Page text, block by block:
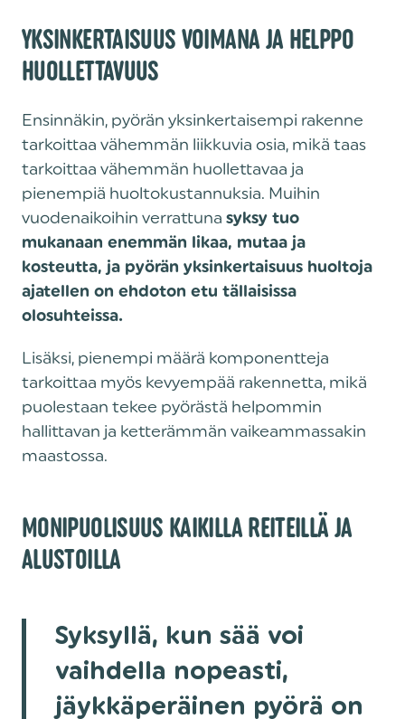
YKSINKERTAISUUS VOIMANA JA HELPPO
HUOLLETTAVUUS
Ensinnäkin, pyörän yksinkertaisempi rakenne
tarkoittaa vähemmän liikkuvia osia, mikä taas
tarkoittaa vähemmän huollettavaa ja
pienempiä huoltokustannuksia. Muihin
vuodenaikoihin verrattuna syksy tuo
mukanaan enemmän likaa, mutaa ja
kosteutta, ja pyörän yksinkertaisuus huoltoja
ajatellen on ehdoton etu tällaisissa
olosuhteissa.
Lisäksi, pienempi määrä komponentteja
tarkoittaa myös kevyempää rakennetta, mikä
puolestaan tekee pyörästä helpommin
hallittavan ja ketterämmän vaikeammassakin
maastossa.
MONIPUOLISUUS KAIKILLA REITEILLÄ JA
ALUSTOILLA
Syksyllä, kun sää voi
vaihdella nopeasti,
jäykkäperäinen pyörä on